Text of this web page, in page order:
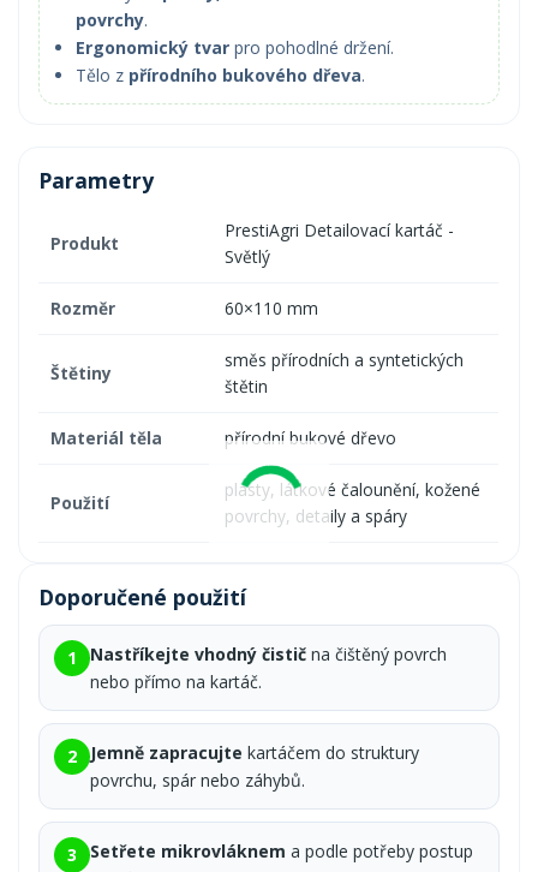
povrchy.
Ergonomický tvar pro pohodlné držení.
Tělo z přírodního bukového dřeva.
Parametry
Produkt
PrestiAgri Detailovací kartáč -
Světlý
Rozměr 60×110 mm
Štětiny
směs přírodních a syntetických
štětin
Materiál těla přírodní bukové dřevo
Použití
plasty, látkové čalounění, kožené
povrchy, detaily a spáry
Doporučené použití
1 Nastříkejte vhodný čistič na čištěný povrch
nebo přímo na kartáč.
2 Jemně zapracujte kartáčem do struktury
povrchu, spár nebo záhybů.
3 Setřete mikrovláknem a podle potřeby postup